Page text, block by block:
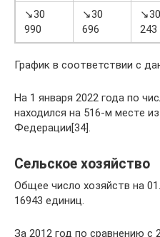
↘30
990
↘30
696
↘30
243
График в соответствии с
На 1 января 2022 года по
находился на 516-м месте
Федерации[34].
Сельское хозяйство
Общее число хозяйств на
16943 единиц.
За 2012 год по сравнению с